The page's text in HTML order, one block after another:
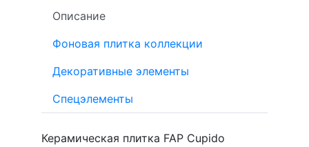
Описание
Фоновая плитка коллекции
Декоративные элементы
Спецэлементы
Керамическая плитка FAP Cupido